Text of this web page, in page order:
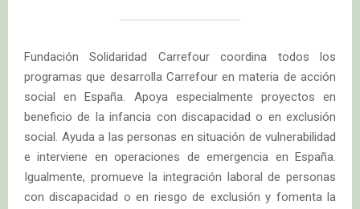
Fundación Solidaridad Carrefour coordina todos los
programas que desarrolla Carrefour en materia de acción
social en España. Apoya especialmente proyectos en
beneficio de la infancia con discapacidad o en exclusión
social. Ayuda a las personas en situación de vulnerabilidad
e interviene en operaciones de emergencia en España.
Igualmente, promueve la integración laboral de personas
con discapacidad o en riesgo de exclusión y fomenta la